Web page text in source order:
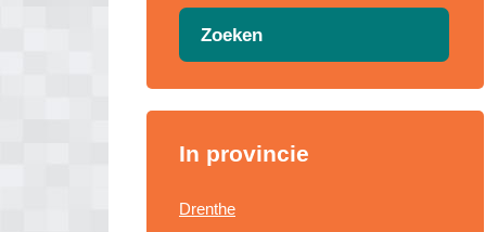
Zoeken
In provincie
Drenthe